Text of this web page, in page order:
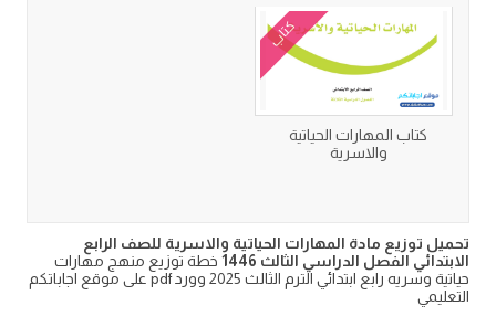
كتاب
كتاب المهارات الحياتية
والاسرية
تحميل توزيع مادة المهارات الحياتية والاسرية للصف الرابع
الابتدائي الفصل الدراسي الثالث 1446
خطة توزيع منهج مهارات
حياتية وسريه رابع ابتدائي الترم الثالث 2025 وورد pdf على موقع اجاباتكم
التعليمي